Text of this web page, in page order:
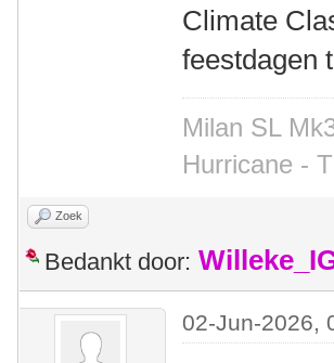
Climate
Milan SL
Hurricane -
Zoek
Bedankt door:
02-Jun-2026,